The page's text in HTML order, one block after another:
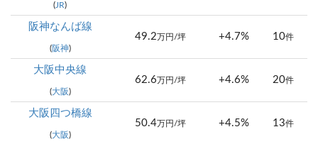
(JR)
阪神なんば線
(阪神)
49.2 万円/坪 +4.7% 10件
大阪中央線
(大阪 )
62.6 万円/坪 +4.6% 20件
大阪四つ橋線
(大阪 )
50.4 万円/坪 +4.5% 13件